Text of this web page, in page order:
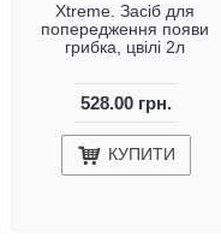
Xtreme. Засіб для
попередження появи
грибка, цвілі 2л
528.00 грн.
КУПИТИ